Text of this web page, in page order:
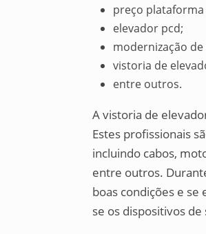
preço
elevador pcd;
modernização
vistoria de
entre outros.
A vistoria de
Estes profissionais
incluindo cabos,
entre outros.
boas condições e
se os dispositivos